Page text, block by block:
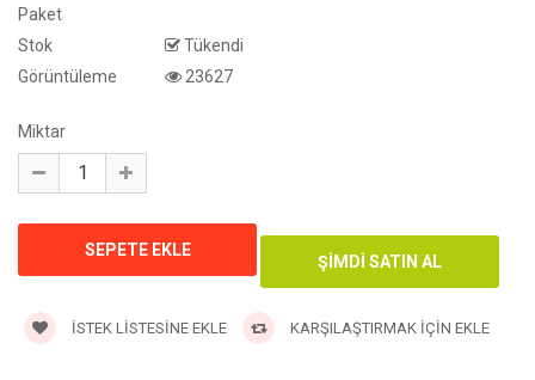
Paket
Stok
Tükendi
Görüntüleme
23627
Miktar
İSTEK LISTESINE EKLE KARŞILAŞTIRMAK İÇIN EKLE